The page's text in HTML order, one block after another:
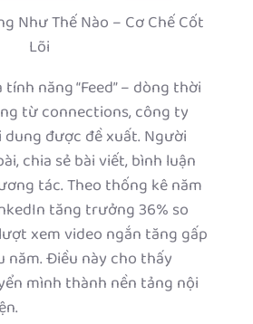
Như Thế Nào – Cơ Chế Cốt
Lõi
năng “Feed” – dòng thời
từ connections, công ty
được đề xuất. Người
chia sẻ bài viết, bình luận
tác. Theo thống kê năm
tăng trưởng 36% so
xem video ngắn tăng gấp
năm. Điều này cho thấy
mình thành nền tảng nội